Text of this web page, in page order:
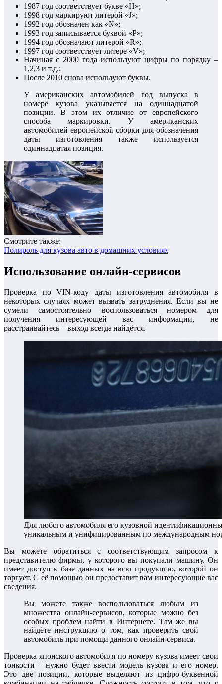
1987 год соответствует букве «Н»;
1998 год маркируют литерой «J»;
1992 год обозначен как «N»;
1993 год записывается буквой «Р»;
1994 год обозначают литерой «R»;
1997 год соответствует литере «V»;
Начиная с 2000 года используют цифры по порядку –
1,2,3 и т.д.;
После 2010 снова используют буквы.
У американских автомобилей год выпуска в
номере кузова указывается на одиннадцатой
позиции. В этом их отличие от европейского
способа маркировки. У американских
автомобилей европейской сборки для обозначения
даты изготовления также используется
одиннадцатая позиция.
Смотрите также:
Полироль для кузова авто в домашних условиях
Использование онлайн-сервисов
Проверка по VIN-коду даты изготовления автомобиля в
некоторых случаях может вызвать затруднения. Если вы не
сумели самостоятельно воспользоваться номером для
получения интересующей вас информации, не
расстраивайтесь – выход всегда найдётся.
Для любого автомобиля его кузовной
уникальным и унифицированным по международным
Вы можете обратиться с соответствующим запросом к
представителю фирмы, у которого вы покупали машину. Он
имеет доступ к базе данных на всю продукцию, которой он
торгует. С её помощью он предоставит вам интересующие вас
сведения.
Вы можете также воспользоваться любым из
множества онлайн-сервисов, которые можно без
особых проблем найти в Интернете. Там же вы
найдёте инструкцию о том, как проверить свой
автомобиль при помощи данного онлайн-сервиса.
Проверка японского автомобиля по номеру кузова имеет свои
тонкости – нужно будет ввести модель кузова и его номер.
Это две позиции, которые выделяют из цифро-буквенной